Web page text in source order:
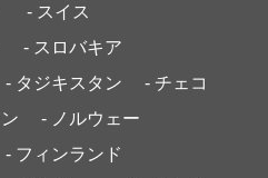
- スイス
- スロバキア
- タジキスタン
- チェコ
- ノルウェー
- フィンランド